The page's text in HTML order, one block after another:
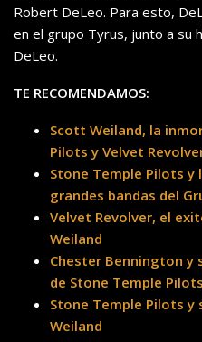
Robert DeLeo. Para esto,
en el grupo Tyrus, junto a su
DeLeo.
TE RECOMENDAMOS:
Scott Weiland, la
Pilots y Velvet
Stone Temple Pilots y
grandes bandas del
Velvet Revolver, el
Weiland
Chester Bennington y
de Stone Temple Pilots
Stone Temple Pilots y
Weiland